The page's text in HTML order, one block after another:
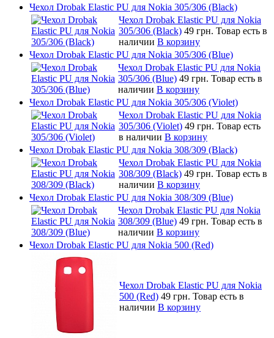
Чехол Drobak Elastic PU для Nokia 305/306 (Black)
Чехол Drobak Elastic PU для Nokia
305/306 (Black) 49 грн. Товар есть в
наличии В корзину
Чехол Drobak Elastic PU для Nokia 305/306 (Blue)
Чехол Drobak Elastic PU для Nokia
305/306 (Blue) 49 грн. Товар есть в
наличии В корзину
Чехол Drobak Elastic PU для Nokia 305/306 (Violet)
Чехол Drobak Elastic PU для Nokia
305/306 (Violet) 49 грн. Товар есть
в наличии В корзину
Чехол Drobak Elastic PU для Nokia 308/309 (Black)
Чехол Drobak Elastic PU для Nokia
308/309 (Black) 49 грн. Товар есть в
наличии В корзину
Чехол Drobak Elastic PU для Nokia 308/309 (Blue)
Чехол Drobak Elastic PU для Nokia
308/309 (Blue) 49 грн. Товар есть в
наличии В корзину
Чехол Drobak Elastic PU для Nokia 500 (Red)
Чехол Drobak Elastic PU для Nokia
500 (Red) 49 грн. Товар есть в
наличии В корзину